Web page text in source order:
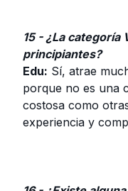
15 - ¿La categoría
principiantes?
Edu: Sí, atrae
porque no es una
costosa como
experiencia y